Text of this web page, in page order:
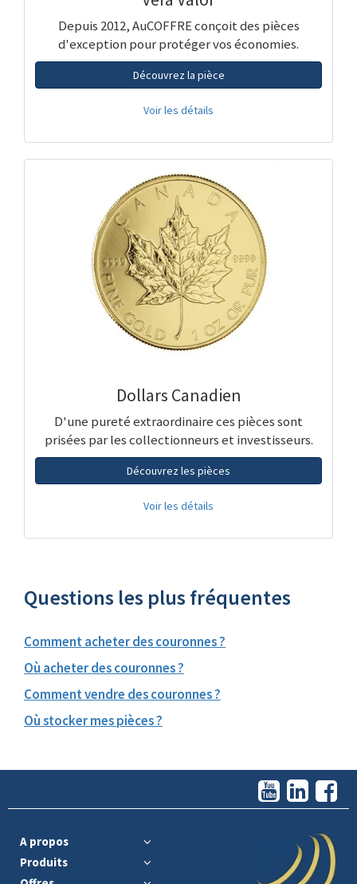
Depuis 2012, AuCOFFRE conçoit des pièces
d'exception pour protéger vos économies.
Découvrez la pièce
Voir les détails
Dollars Canadien
D'une pureté extraordinaire ces pièces sont
prisées par les collectionneurs et investisseurs.
Découvrez les pièces
Voir les détails
Questions les plus fréquentes
Comment acheter des couronnes ?
Où acheter des couronnes ?
Comment vendre des couronnes ?
Où stocker mes pièces ?
A propos
Produits